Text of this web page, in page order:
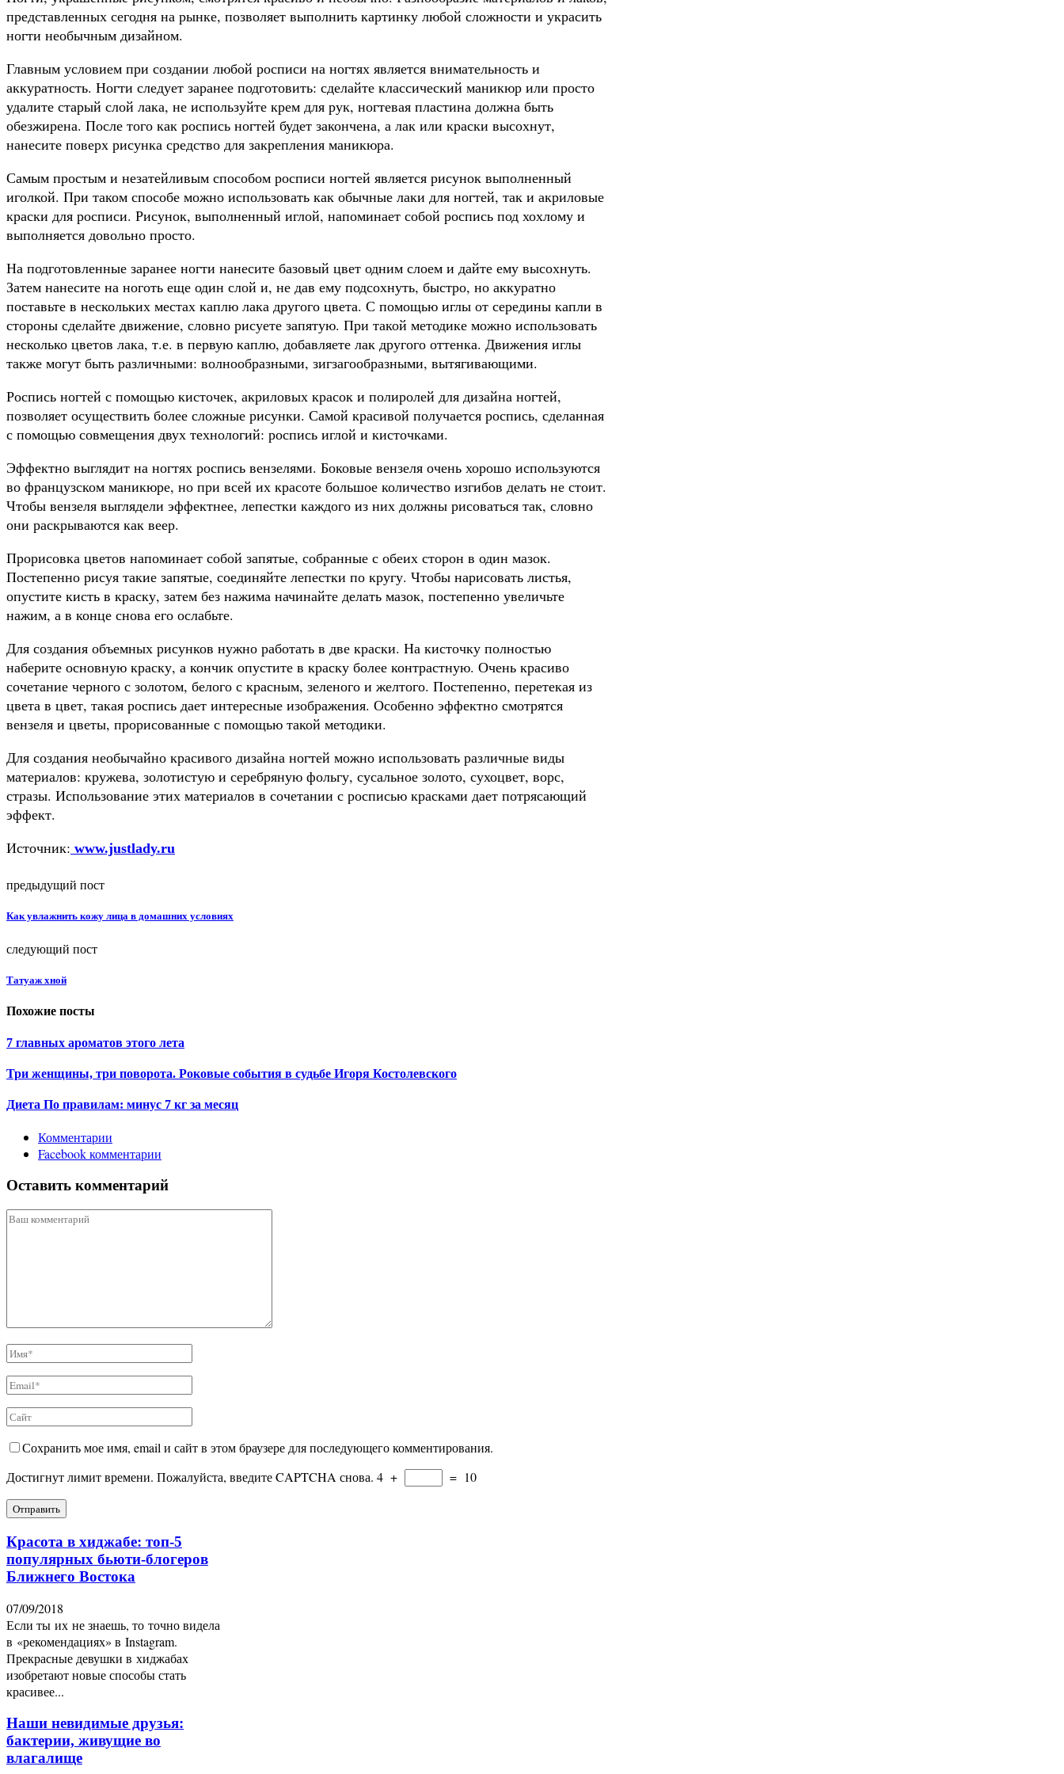
представленных сегодня на рынке, позволяет выполнить картинку любой сложности и украсить
ногти необычным дизайном.
Главным условием при создании любой росписи на ногтях является внимательность и
аккуратность. Ногти следует заранее подготовить: сделайте классический маникюр или просто
удалите старый слой лака, не используйте крем для рук, ногтевая пластина должна быть
обезжирена. После того как роспись ногтей будет закончена, а лак или краски высохнут,
нанесите поверх рисунка средство для закрепления маникюра.
Самым простым и незатейливым способом росписи ногтей является рисунок выполненный
иголкой. При таком способе можно использовать как обычные лаки для ногтей, так и акриловые
краски для росписи. Рисунок, выполненный иглой, напоминает собой роспись под хохлому и
выполняется довольно просто.
На подготовленные заранее ногти нанесите базовый цвет одним слоем и дайте ему высохнуть.
Затем нанесите на ноготь еще один слой и, не дав ему подсохнуть, быстро, но аккуратно
поставьте в нескольких местах каплю лака другого цвета. С помощью иглы от середины капли в
стороны сделайте движение, словно рисуете запятую. При такой методике можно использовать
несколько цветов лака, т.е. в первую каплю, добавляете лак другого оттенка. Движения иглы
также могут быть различными: волнообразными, зигзагообразными, вытягивающими.
Роспись ногтей с помощью кисточек, акриловых красок и полиролей для дизайна ногтей,
позволяет осуществить более сложные рисунки. Самой красивой получается роспись, сделанная
с помощью совмещения двух технологий: роспись иглой и кисточками.
Эффектно выглядит на ногтях роспись вензелями. Боковые вензеля очень хорошо используются
во французском маникюре, но при всей их красоте большое количество изгибов делать не стоит.
Чтобы вензеля выглядели эффектнее, лепестки каждого из них должны рисоваться так, словно
они раскрываются как веер.
Прорисовка цветов напоминает собой запятые, собранные с обеих сторон в один мазок.
Постепенно рисуя такие запятые, соединяйте лепестки по кругу. Чтобы нарисовать листья,
опустите кисть в краску, затем без нажима начинайте делать мазок, постепенно увеличьте
нажим, а в конце снова его ослабьте.
Для создания объемных рисунков нужно работать в две краски. На кисточку полностью
наберите основную краску, а кончик опустите в краску более контрастную. Очень красиво
сочетание черного с золотом, белого с красным, зеленого и желтого. Постепенно, перетекая из
цвета в цвет, такая роспись дает интересные изображения. Особенно эффектно смотрятся
вензеля и цветы, прорисованные с помощью такой методики.
Для создания необычайно красивого дизайна ногтей можно использовать различные виды
материалов: кружева, золотистую и серебряную фольгу, сусальное золото, сухоцвет, ворс,
стразы. Использование этих материалов в сочетании с росписью красками дает потрясающий
эффект.
Источник: www.justlady.ru
предыдущий пост
Как увлажнить кожу лица в домашних условиях
следующий пост
Татуаж хной
Похожие посты
7 главных ароматов этого лета
Три женщины, три поворота. Роковые события в судьбе Игоря Костолевского
Диета По правилам: минус 7 кг за месяц
Комментарии
Facebook комментарии
Оставить комментарий
Сохранить мое имя, email и сайт в этом браузере для последующего комментирования.
Достигнут лимит времени. Пожалуйста, введите CAPTCHA снова. 4 + = 10
Красота в хиджабе: топ-5
популярных бьюти-блогеров
Ближнего Востока
07/09/2018
Если ты их не знаешь, то точно видела
в «рекомендациях» в Instagram.
Прекрасные девушки в хиджабах
изобретают новые способы стать
красивее...
Наши невидимые друзья:
бактерии, живущие во
влагалище